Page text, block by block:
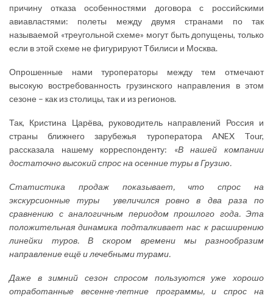
причину отказа особенностями договора с российскими
авиавластями: полеты между двумя странами по так
называемой «треугольной схеме» могут быть допущены, только
если в этой схеме не фигурируют Тбилиси и Москва.
Опрошенные нами туроператоры между тем отмечают
высокую востребованность грузинского направления в этом
сезоне – как из столицы, так и из регионов.
Так, Кристина Царёва, руководитель направлений Россия и
страны ближнего зарубежья туроператора ANEX Tour,
рассказала нашему корреспонденту: «В нашей компании
достаточно высокий спрос на осенние туры в Грузию.
Статистика продаж показывает, что спрос на
экскурсионные туры увеличился ровно в два раза по
сравнению с аналогичным периодом прошлого года. Эта
положительная динамика подталкивает нас к расширению
линейки туров. В скором времени мы разнообразим
направление ещё и лечебными турами.
Даже в зимний сезон спросом пользуются уже хорошо
отработанные весенне-летние программы, и спрос на